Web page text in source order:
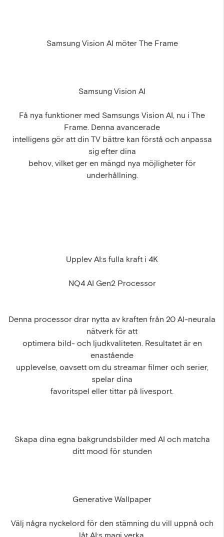
Samsung Vision AI möter The Frame
Samsung Vision AI
Få nya funktioner med Samsungs Vision AI, nu i The
Frame. Denna avancerade
intelligens gör att din TV bättre kan förstå och anpassa
sig efter dina
behov, vilket ger en mängd nya möjligheter för
underhållning.
Upplev AI:s fulla kraft i 4K
NQ4 AI Gen2 Processor
Denna processor drar nytta av kraften från 20 AI-neurala
nätverk för att
optimera bild- och ljudkvaliteten. Resultatet är en
enastående
upplevelse, oavsett om du streamar filmer och serier,
spelar dina
favoritspel eller tittar på livesport.
Skapa dina egna bakgrundsbilder med AI och matcha
ditt mood för stunden
Generative Wallpaper
Välj några nyckelord för den stämning du vill uppnå och